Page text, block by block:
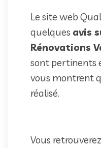
Le site web
quelques avis
Rénovations
sont pertinents
vous montrent
réalisé.
Vous